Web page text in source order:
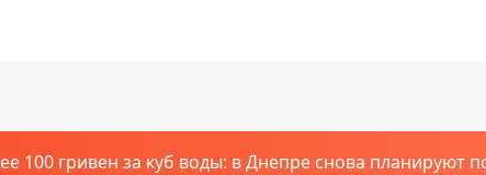
100 гривен за куб воды: в Днепре снова планируют